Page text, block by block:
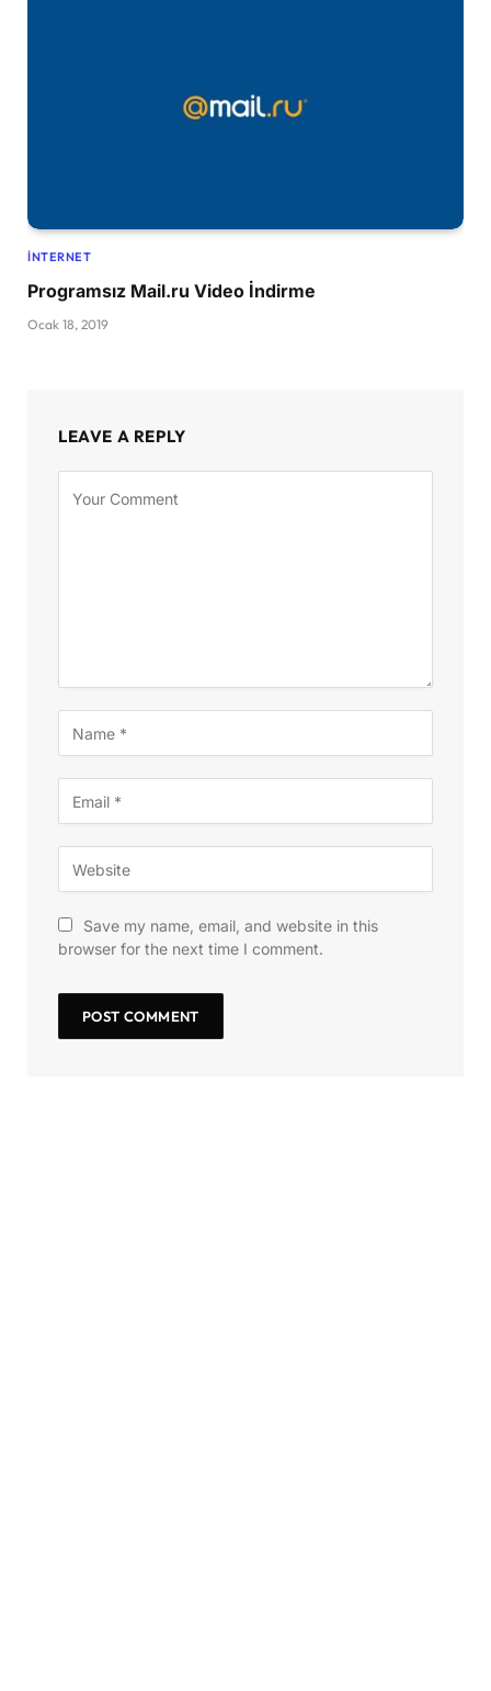
İNTERNET
Programsız Mail.ru Video İndirme
Ocak 18, 2019
LEAVE A REPLY
Save my name, email, and website in this
browser for the next time I comment.